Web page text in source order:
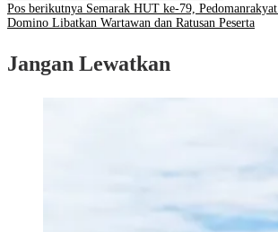
Pos berikutnya Semarak HUT ke-79,
Domino Libatkan Wartawan dan Ratusan Peserta
Jangan Lewatkan